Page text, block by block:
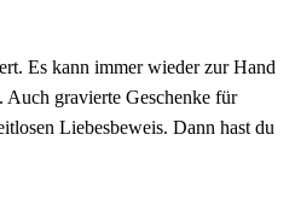
Es kann immer wieder zur Hand
gravierte Geschenke für
Liebesbeweis. Dann hast du